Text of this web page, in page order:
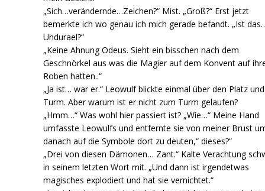
„Sich…verändernde…Zeichen?“ Mist. „Groß?“ Erst jetzt
bemerkte ich wo genau ich mich gerade befandt. „Ist
Undurael?“
„Keine Ahnung Odeus. Sieht ein bisschen nach dem
Geschnörkel aus was die Magier auf dem Konvent auf
Roben hatten..“
„Ja ist… war er.“ Leowulf blickte einmal über den Platz
Turm. Aber warum ist er nicht zum Turm gelaufen?
„Hmm…“ Was wohl hier passiert ist? „Wie…“ Meine Hand
umfasste Leowulfs und entfernte sie von meiner Brust
danach auf die Symbole dort zu deuten,“ dieses?“
„Drei von diesen Dämonen… Zant.“ Kalte Verachtung
in seinem letzten Wort mit. „Und dann ist irgendetwas
magisches explodiert und hat sie vernichtet.“